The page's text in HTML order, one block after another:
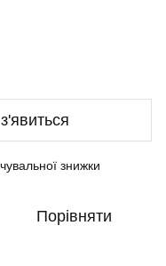
знижки
Порівняти